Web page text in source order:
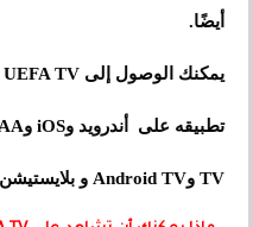
أيضًا.
TV وAndroid TV و بلايستيشن 4 و5.